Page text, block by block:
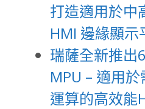
打造適用於中
HMI 邊緣顯示
瑞薩全新推出
MPU – 適用
運算的高效能